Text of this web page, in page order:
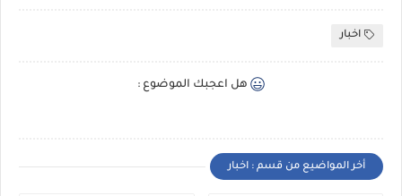
اخبار
هل اعجبك الموضوع :
أخر المواضيع من قسم : اخبار